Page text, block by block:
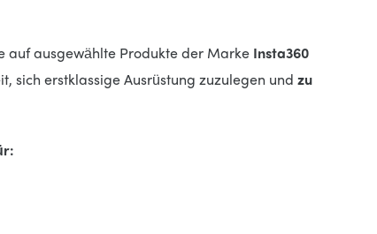
auf ausgewählte Produkte der Marke Insta360
sich erstklassige Ausrüstung zuzulegen und zu